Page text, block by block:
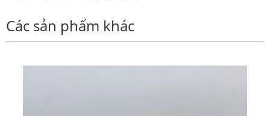
Các sản phẩm khác